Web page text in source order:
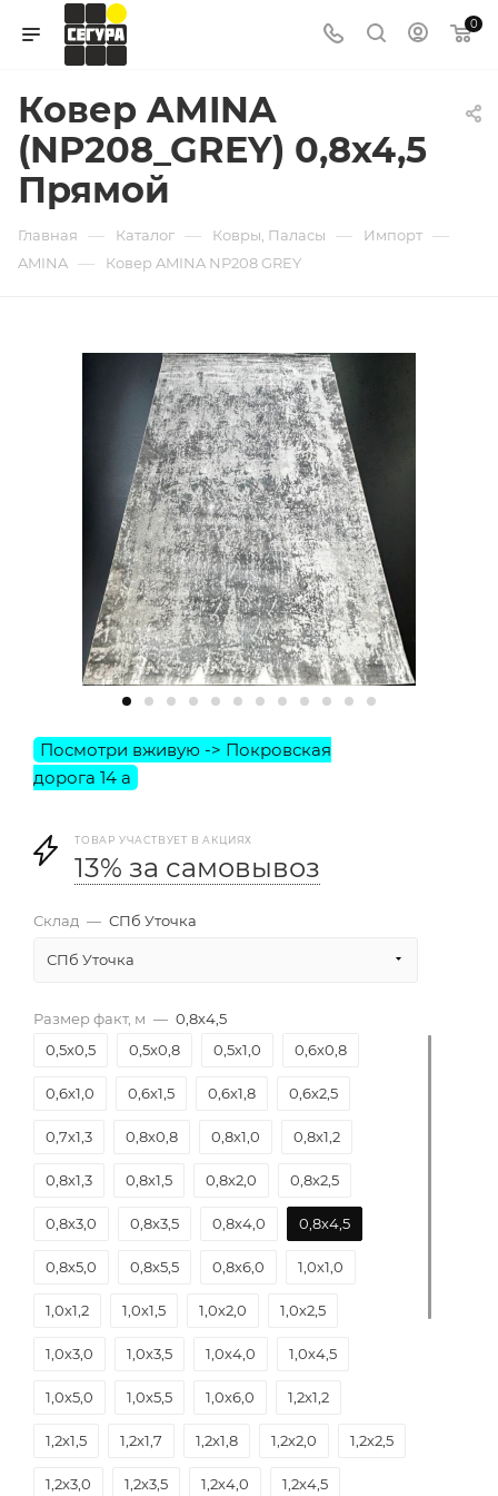
0
Ковер AMINA
(NP208_GREY) 0,8х4,5
Прямой
Главная — Каталог — Ковры, Паласы — Импорт —
AMINA — Ковер AMINA NP208 GREY
ТОВАР УЧАСТВУЕТ В АКЦИЯХ
13% за самовывоз
Склад — СПб Уточка
СПб Уточка
Размер факт, м — 0,8х4,5
0,5х0,5
0,5х0,8 0,5х1,0 0,6х0,8
0,6х1,0 0,6х1,5 0,6х1,8 0,6х2,5
0,7х1,3 0,8х0,8 0,8х1,0 0,8х1,2
0,8х1,3 0,8х1,5 0,8х2,0 0,8х2,5
0,8х3,0 0,8х3,5 0,8х4,0 0,8х4,5
0,8х5,0 0,8х5,5 0,8х6,0 1,0х1,0
1,0х1,2 1,0х1,5 1,0х2,0 1,0х2,5
1,0х3,0 1,0х3,5 1,0х4,0 1,0х4,5
1,0х5,0 1,0х5,5 1,0х6,0 1,2х1,2
1,2х1,5 1,2х1,7 1,2х1,8 1,2х2,0 1,2х2,5
1,2х3,0 1,2х3,5 1,2х4,0 1,2х4,5